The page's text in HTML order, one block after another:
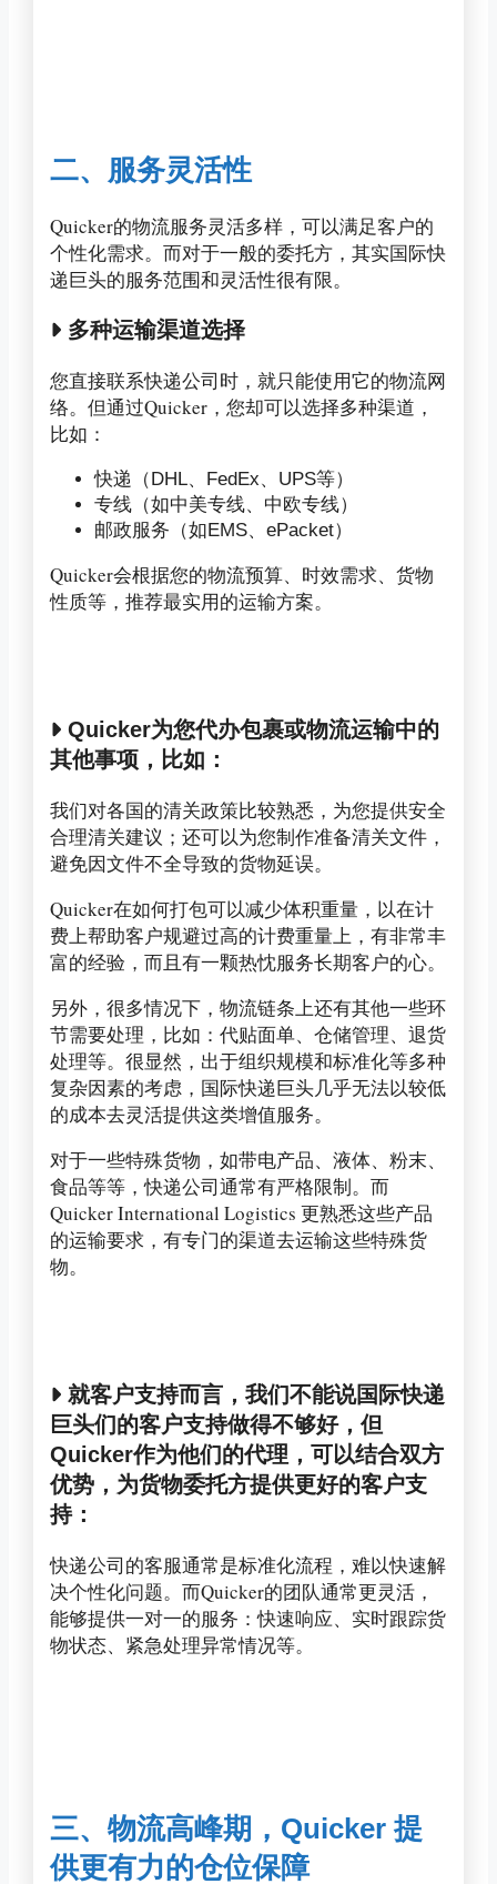
二、服务灵活性
Quicker的物流服务灵活多样，可以满足客户的
个性化需求。而对于一般的委托方，其实国际快
递巨头的服务范围和灵活性很有限。
多种运输渠道选择
您直接联系快递公司时，就只能使用它的物流网
络。但通过Quicker，您却可以选择多种渠道，
比如：
快递（DHL、FedEx、UPS等）
专线（如中美专线、中欧专线）
邮政服务（如EMS、ePacket）
Quicker会根据您的物流预算、时效需求、货物
性质等，推荐最实用的运输方案。
Quicker为您代办包裹或物流运输中的
其他事项，比如：
我们对各国的清关政策比较熟悉，为您提供安全
合理清关建议；还可以为您制作准备清关文件，
避免因文件不全导致的货物延误。
Quicker在如何打包可以减少体积重量，以在计
费上帮助客户规避过高的计费重量上，有非常丰
富的经验，而且有一颗热忱服务长期客户的心。
另外，很多情况下，物流链条上还有其他一些环
节需要处理，比如：代贴面单、仓储管理、退货
处理等。很显然，出于组织规模和标准化等多种
复杂因素的考虑，国际快递巨头几乎无法以较低
的成本去灵活提供这类增值服务。
对于一些特殊货物，如带电产品、液体、粉末、
食品等等，快递公司通常有严格限制。而
Quicker International Logistics 更熟悉这些产品
的运输要求，有专门的渠道去运输这些特殊货
物。
就客户支持而言，我们不能说国际快递
巨头们的客户支持做得不够好，但
Quicker作为他们的代理，可以结合双方
优势，为货物委托方提供更好的客户支
持：
快递公司的客服通常是标准化流程，难以快速解
决个性化问题。而Quicker的团队通常更灵活，
能够提供一对一的服务：快速响应、实时跟踪货
物状态、紧急处理异常情况等。
三、物流高峰期，Quicker 提
供更有力的仓位保障